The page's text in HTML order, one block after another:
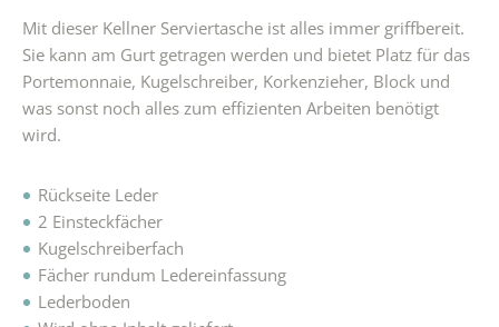
Mit dieser Kellner Serviertasche ist alles immer griffbereit.
Sie kann am Gurt getragen werden und bietet Platz für das
Portemonnaie, Kugelschreiber, Korkenzieher, Block und
was sonst noch alles zum effizienten Arbeiten benötigt
wird.
Rückseite Leder
2 Einsteckfächer
Kugelschreiberfach
Fächer rundum Ledereinfassung
Lederboden